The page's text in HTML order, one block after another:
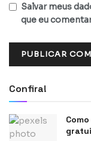
Salvar meus
que eu
Confira!